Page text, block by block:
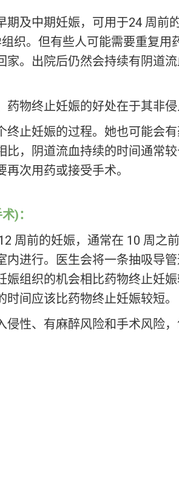
期及中期妊娠，可用于24 周
织。但有些人可能需要重复
家。出院后仍然会持续有阴道
物终止妊娠的好处在于其非侵
终止妊娠的过程。她也可能会
比，阴道流血持续的时间通常
次用药或接受手术。
)：
周前的妊娠，通常在 10 周之
内进行。医生会将一条抽吸导
娠组织的机会相比药物终止妊
间应该比药物终止妊娠较短。
侵性、有麻醉风险和手术风险